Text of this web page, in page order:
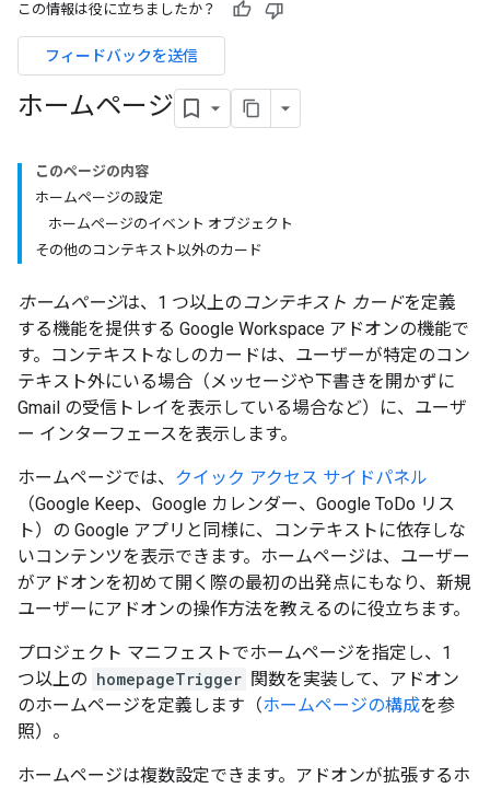
この情報は役に立ちましたか？
フィードバックを送信
ホームページ
このページの内容
ホームページの設定
ホームページのイベント オブジェクト
その他のコンテキスト以外のカード
ホームページは、1 つ以上の コンテキスト カードを定義
する機能を提供する Google Workspace アドオンの機能で
す。コンテキストなしのカードは、ユーザーが特定のコン
テキスト外にいる場合（メッセージや下書きを開かずに
Gmail の受信トレイを表示している場合など）に、ユーザ
ー インターフェースを表示します。
ホームページでは、 クイック アクセス サイドパネル
（Google Keep、Google カレンダー、Google ToDo リス
ト）の Google アプリと同様に、コンテキストに依存しな
いコンテンツを表示できます。ホームページは、ユーザー
がアドオンを初めて開く際の最初の出発点にもなり、新規
ユーザーにアドオンの操作方法を教えるのに役立ちます。
プロジェクト マニフェストでホームページを指定し、1
つ以上の homepageTrigger 関数を実装して、アドオン
のホームページを定義します（ホームページの構成を参
照）。
ホームページは複数設定できます。アドオンが拡張するホ